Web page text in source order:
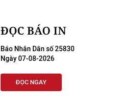
ĐỌC BÁO IN
Báo Nhân Dân số 25830
Ngày 07-08-2026
ĐỌC NGAY